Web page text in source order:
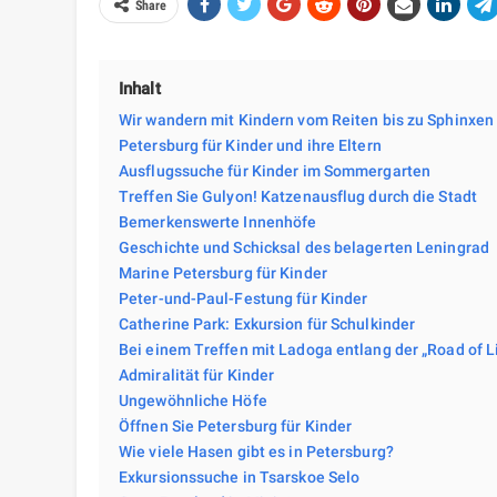
Share
Inhalt
Wir wandern mit Kindern vom Reiten bis zu Sphinxen
Petersburg für Kinder und ihre Eltern
Ausflugssuche für Kinder im Sommergarten
Treffen Sie Gulyon! Katzenausflug durch die Stadt
Bemerkenswerte Innenhöfe
Geschichte und Schicksal des belagerten Leningrad
Marine Petersburg für Kinder
Peter-und-Paul-Festung für Kinder
Catherine Park: Exkursion für Schulkinder
Bei einem Treffen mit Ladoga entlang der „Road of
Admiralität für Kinder
Ungewöhnliche Höfe
Öffnen Sie Petersburg für Kinder
Wie viele Hasen gibt es in Petersburg?
Exkursionssuche in Tsarskoe Selo